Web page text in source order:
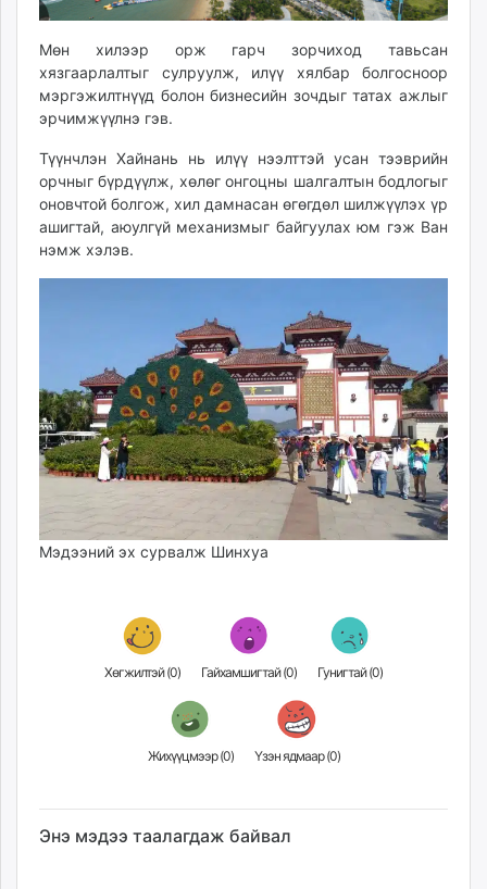
Мөн хилээр орж гарч зорчиход тавьсан
хязгаарлалтыг сулруулж, илүү хялбар болгосноор
мэргэжилтнүүд болон бизнесийн зочдыг татах ажлыг
эрчимжүүлнэ гэв.
Түүнчлэн Хайнань нь илүү нээлттэй усан тээврийн
орчныг бүрдүүлж, хөлөг онгоцны шалгалтын бодлогыг
оновчтой болгож, хил дамнасан өгөгдөл шилжүүлэх үр
ашигтай, аюулгүй механизмыг байгуулах юм гэж Ван
нэмж хэлэв.
Мэдээний эх сурвалж Шинхуа
Хөгжилтэй (0) Гайхамшигтай (0) Гунигтай (0)
Жихүүцмээр (0) Үзэн ядмаар (0)
Энэ мэдээ таалагдаж байвал